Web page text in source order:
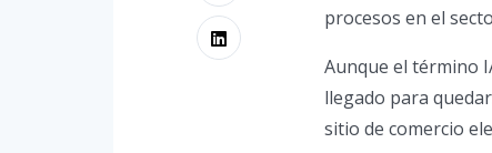
procesos en el
Aunque el término
llegado para
sitio de comercio